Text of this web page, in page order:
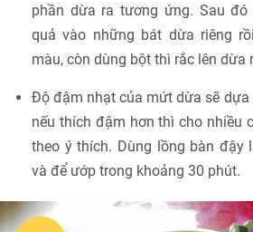
phần dừa ra tương ứng. Sau
quả vào những bát dừa riêng
màu, còn dùng bột thì rắc lên dừa
Độ đậm nhạt của mứt dừa sẽ dựa
nếu thích đậm hơn thì cho nhiều
theo ý thích. Dùng lồng bàn đậy
và để ướp trong khoảng 30 phút.